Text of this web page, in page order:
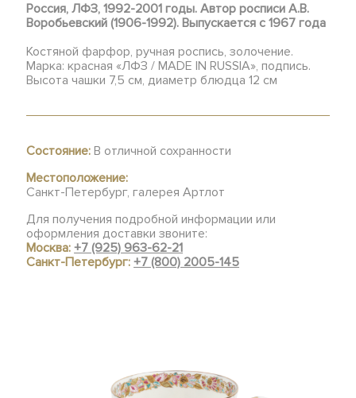
Россия, ЛФЗ, 1992-2001 годы. Автор росписи А.В.
Воробьевский (1906-1992). Выпускается с 1967 года
Костяной фарфор, ручная роспись, золочение.
Марка: красная «ЛФЗ / MADE IN RUSSIA», подпись.
Высота чашки 7,5 см, диаметр блюдца 12 см
Состояние: В отличной сохранности
Местоположение:
Санкт-Петербург, галерея Артлот
Для получения подробной информации или
оформления доставки звоните:
Москва:+7 (925) 963-62-21
Санкт-Петербург:+7 (800) 2005-145